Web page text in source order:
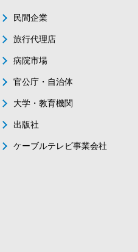
民間企業
旅行代理店
病院市場
官公庁・自治体
大学・教育機関
出版社
ケーブルテレビ事業会社